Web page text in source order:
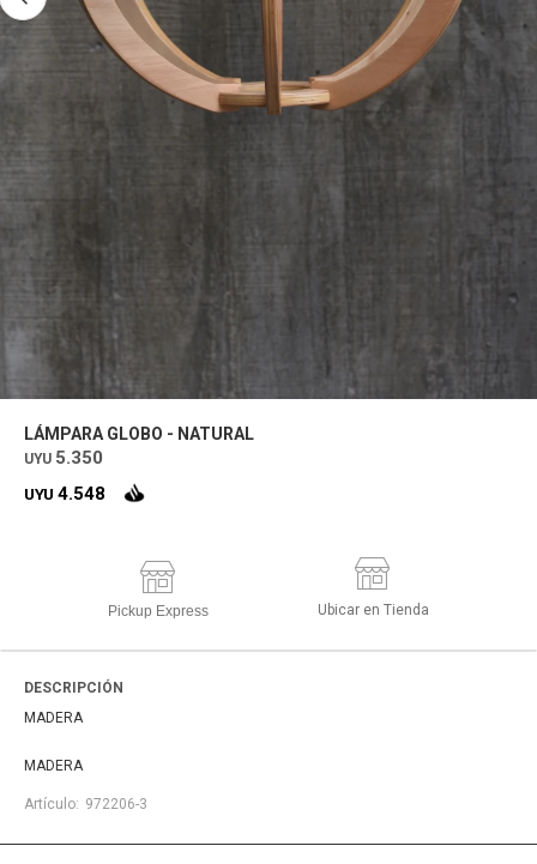
LÁMPARA GLOBO - NATURAL
UYU 5.350
UYU 4.548
Pickup Express Ubicar en Tienda
DESCRIPCIÓN
MADERA
MADERA
972206-3